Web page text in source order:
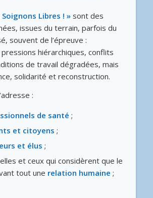
Soignons Libres ! » sont des
issues du terrain, parfois du
souvent de l’épreuve :
hiérarchiques, conflits
de travail dégradées, mais
solidarité et reconstruction.
:
de santé ;
et citoyens ;
et élus ;
et ceux qui considèrent que le
tout une relation humaine ;